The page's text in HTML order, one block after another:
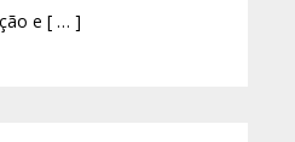
e [ … ]